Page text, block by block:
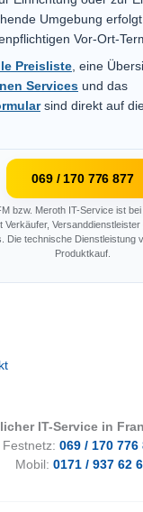
Umgebung
Vor-Ort-
Preisliste, eine
Services und das
sind direkt auf
069 / 170 776 877
bzw. Meroth IT-Service ist
Verkäufer,
Die technische Dienstleistung
Produktkauf.
IT-Service in
Festnetz: 069 / 170 776
Mobil: 0171 / 937 62